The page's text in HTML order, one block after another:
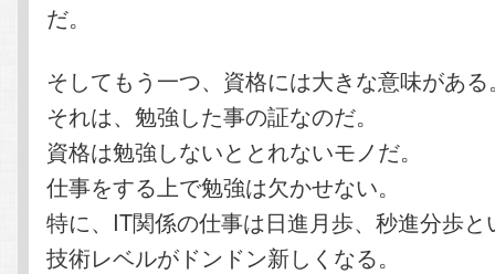
だ。
そしてもう一つ、資格には大きな意味がある
それは、勉強した事の証なのだ。
資格は勉強しないととれないモノだ。
仕事をする上で勉強は欠かせない。
特に、IT関係の仕事は日進月歩、秒進分歩
技術レベルがドンドン新しくなる。